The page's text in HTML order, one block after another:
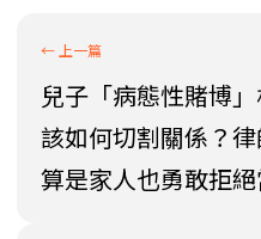
兒子「病態性賭博
該如何切割關係？
算是家人也勇敢拒絕